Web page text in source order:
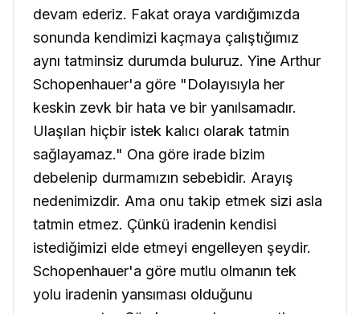
devam ederiz. Fakat oraya vardığımızda
sonunda kendimizi kaçmaya çalıştığımız
aynı tatminsiz durumda buluruz. Yine Arthur
Schopenhauer'a göre "Dolayısıyla her
keskin zevk bir hata ve bir yanılsamadır.
Ulaşılan hiçbir istek kalıcı olarak tatmin
sağlayamaz." Ona göre irade bizim
debelenip durmamızın sebebidir. Arayış
nedenimizdir. Ama onu takip etmek sizi asla
tatmin etmez. Çünkü iradenin kendisi
istediğimizi elde etmeyi engelleyen şeydir.
Schopenhauer'a göre mutlu olmanın tek
yolu iradenin yansıması olduğunu